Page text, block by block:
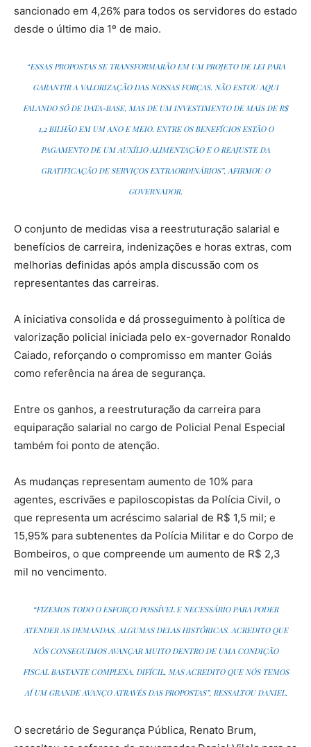
sancionado em 4,26% para todos os servidores do estado
desde o último dia 1º de maio.
“ESSAS PROPOSTAS SE TRANSFORMARÃO EM UM PROJETO DE LEI PARA
GARANTIR A VALORIZAÇÃO DAS NOSSAS FORÇAS. NÃO ESTOU AQUI
FALANDO SÓ DE DATA-BASE, MAS DE UM INVESTIMENTO DE MAIS DE R$
1,2 BILHÃO EM UM ANO E MEIO. ENTRE OS BENEFÍCIOS ESTÃO O
PAGAMENTO DE UM AUXÍLIO ALIMENTAÇÃO E O REAJUSTE DA
GRATIFICAÇÃO DE SERVIÇOS EXTRAORDINÁRIOS”, AFIRMOU O
GOVERNADOR.
O conjunto de medidas visa a reestruturação salarial e
benefícios de carreira, indenizações e horas extras, com
melhorias definidas após ampla discussão com os
representantes das carreiras.
A iniciativa consolida e dá prosseguimento à política de
valorização policial iniciada pelo ex-governador Ronaldo
Caiado, reforçando o compromisso em manter Goiás
como referência na área de segurança.
Entre os ganhos, a reestruturação da carreira para
equiparação salarial no cargo de Policial Penal Especial
também foi ponto de atenção.
As mudanças representam aumento de 10% para
agentes, escrivães e papiloscopistas da Polícia Civil, o
que representa um acréscimo salarial de R$ 1,5 mil; e
15,95% para subtenentes da Polícia Militar e do Corpo de
Bombeiros, o que compreende um aumento de R$ 2,3
mil no vencimento.
“FIZEMOS TODO O ESFORÇO POSSÍVEL E NECESSÁRIO PARA PODER
ATENDER AS DEMANDAS, ALGUMAS DELAS HISTÓRICAS. ACREDITO QUE
NÓS CONSEGUIMOS AVANÇAR MUITO DENTRO DE UMA CONDIÇÃO
FISCAL BASTANTE COMPLEXA, DIFÍCIL, MAS ACREDITO QUE NÓS TEMOS
AÍ UM GRANDE AVANÇO ATRAVÉS DAS PROPOSTAS”, RESSALTOU DANIEL.
O secretário de Segurança Pública, Renato Brum,